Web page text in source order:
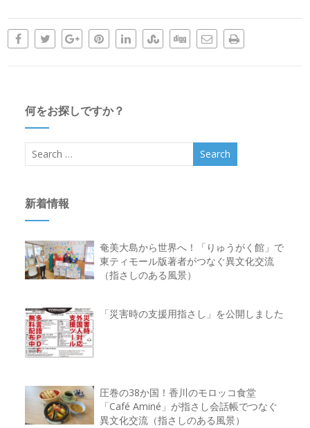
何をお探しですか？
新着情報
奄美大島から世界へ！「りゅうがく館」で
東ティモール版著者がつなぐ異文化交流
（指さしのある風景）
「災害時の支援用指さし」を公開しました
圧巻の38か国！香川のモロッコ食堂
「Café Aminé」が指さし会話帳でつなぐ
異文化交流（指さしのある風景）